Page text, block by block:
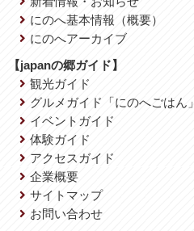
にのへ基本情報（概要）
にのへアーカイブ
【japanの郷ガイド】
観光ガイド
グルメガイド「にのへごはん」
イベントガイド
体験ガイド
アクセスガイド
企業概要
サイトマップ
お問い合わせ